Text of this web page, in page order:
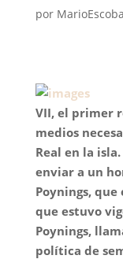
por
VII, el primer
medios
Real en la
enviar a un
Poynings, que
que estuvo
Poynings,
política de